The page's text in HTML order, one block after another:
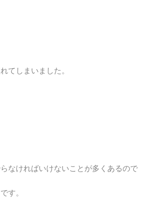
てしまいました。
なければいけないことが多くあるので
す。